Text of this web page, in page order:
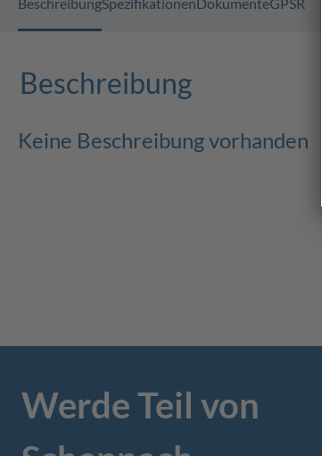
Beschreibung
Keine Beschreibung vorhanden
Werde Teil von